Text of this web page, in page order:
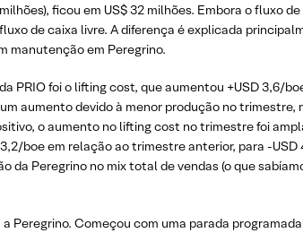
ficou em US$ 32 milhões. Embora o fluxo
de caixa livre. A diferença é explicada
manutenção em Peregrino.
PRIO foi o lifting cost, que aumentou +USD 3,6/
aumento devido à menor produção no trimestre,
o aumento no lifting cost no trimestre foi
boe em relação ao trimestre anterior, para -USD
Peregrino no mix total de vendas (o que
Peregrino. Começou com uma parada